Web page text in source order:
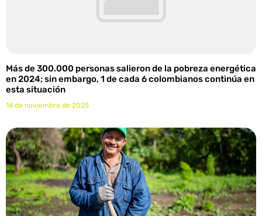
Más de 300.000 personas salieron de la pobreza energética
en 2024; sin embargo, 1 de cada 6 colombianos continúa en
esta situación
14 de noviembre de 2025